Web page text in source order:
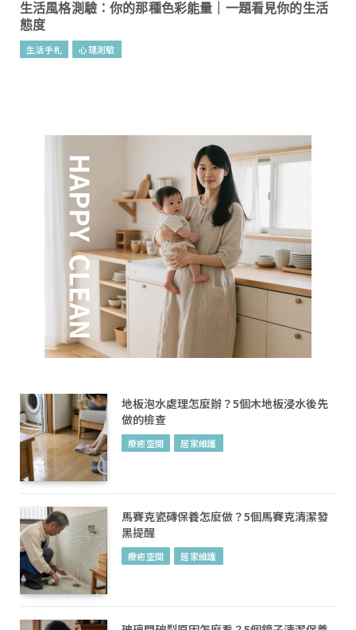
生活風格測驗：你的那種色彩能量｜一題看見你的生活
態度
生活手札 心理測驗
地板泡水處理怎麼辦？5個木地板浸水後先
做的檢查
療癒空間 居家維護
馬賽克瓷磚保養怎麼做？5個馬賽克清潔發
黑提醒
療癒空間 居家維護